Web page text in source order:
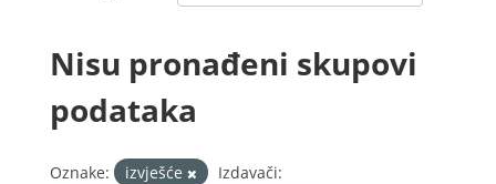
Nisu pronađeni skupovi
podataka
Oznake: izvješće
Izdavači: